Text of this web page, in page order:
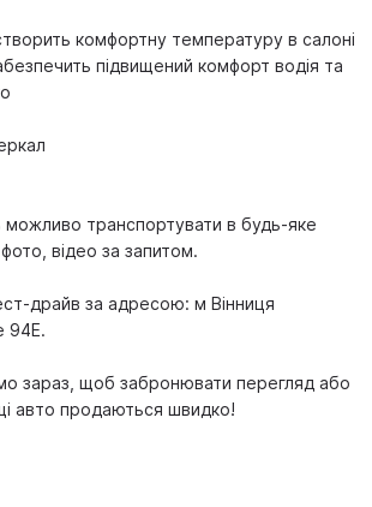
комфортну температуру в салоні
підвищений комфорт водія та
можливо транспортувати в будь-яке
відео за запитом.
драйв за адресою: м Вінниця
94Е.
зараз, щоб забронювати перегляд або
авто продаються швидко!